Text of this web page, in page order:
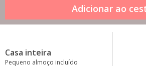
Casa inteira
Pequeno almoço incluído